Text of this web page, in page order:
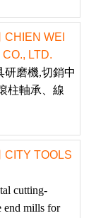
WEI
LTD.
研磨機,切銷中
柱軸承、線
CITY TOOLS
cutting-
end mills for